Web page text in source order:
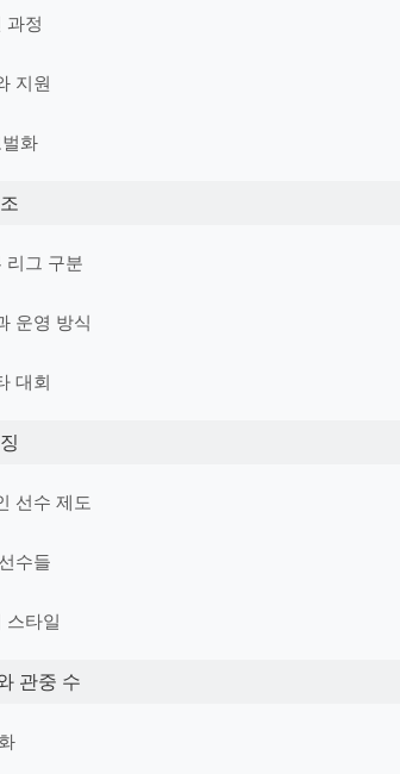
과정
지원
화
리그 구분
운영 방식
대회
선수 제도
수들
스타일
관중 수